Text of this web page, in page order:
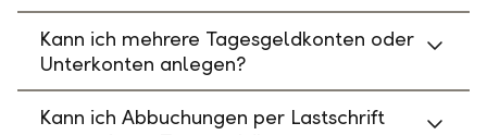
Kann ich mehrere Tagesgeldkonten oder
Unterkonten anlegen?
Kann ich Abbuchungen per Lastschrift